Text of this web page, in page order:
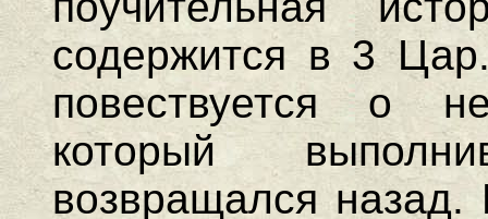
содержится в 3
повествуется о
который
возвращался назад.